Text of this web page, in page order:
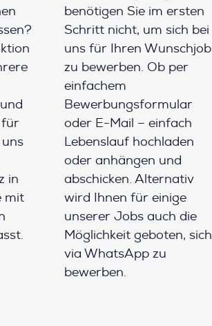
für
uns
in
mit
benötigen Sie im ersten
Schritt nicht, um sich bei
uns für Ihren Wunschjob
zu bewerben. Ob per
einfachem
Bewerbungsformular
oder E-Mail – einfach
Lebenslauf hochladen
oder anhängen und
abschicken. Alternativ
wird Ihnen für einige
unserer Jobs auch die
Möglichkeit geboten, sich
via WhatsApp zu
bewerben.